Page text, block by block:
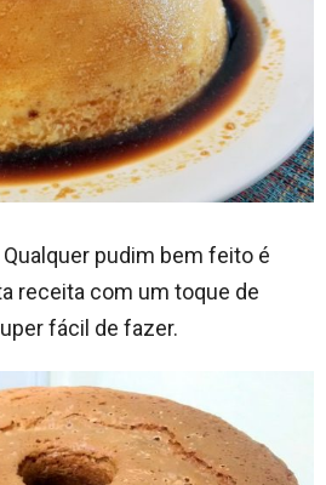
pudim bem feito é
receita com um toque de
fácil de fazer.